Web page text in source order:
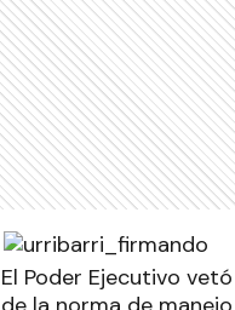
El Poder Ejecutivo